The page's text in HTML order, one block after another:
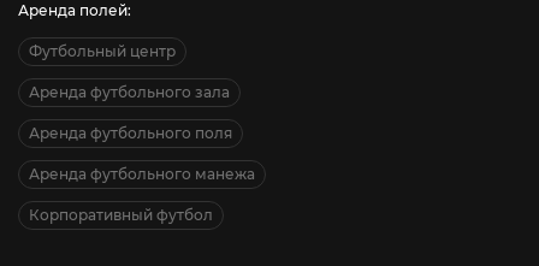
Аренда полей:
Футбольный центр
Аренда футбольного зала
Аренда футбольного поля
Аренда футбольного манежа
Корпоративный футбол